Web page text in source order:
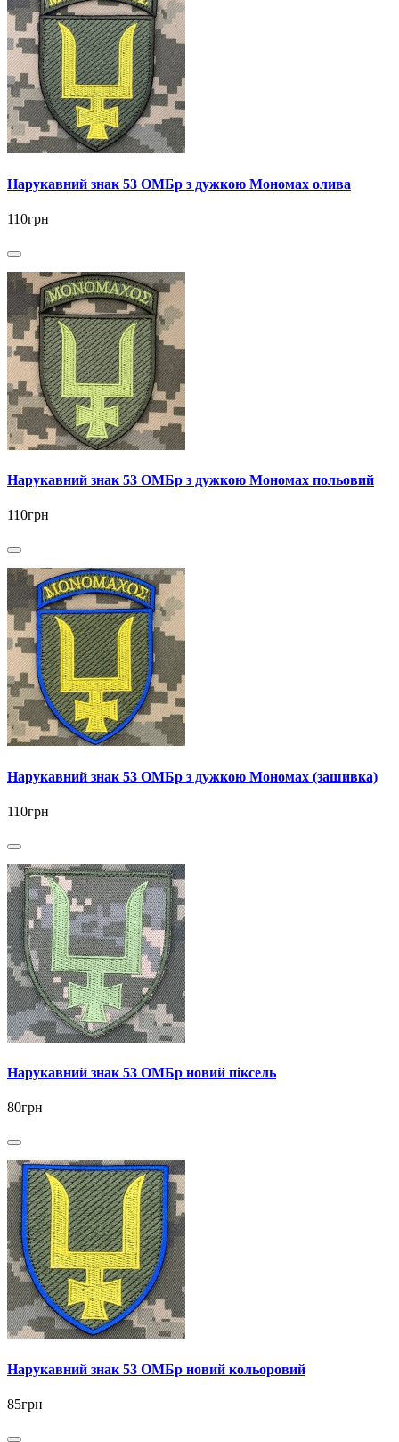
Нарукавний знак 53 ОМБр з дужкою Мономах олива
110грн
Нарукавний знак 53 ОМБр з дужкою Мономах польовий
110грн
Нарукавний знак 53 ОМБр з дужкою Мономах (зашивка)
110грн
Нарукавний знак 53 ОМБр новий піксель
80грн
Нарукавний знак 53 ОМБр новий кольоровий
85грн